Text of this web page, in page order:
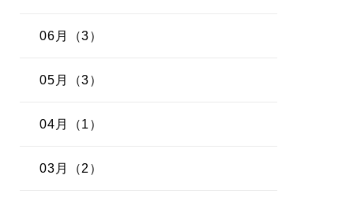
06月（3）
05月（3）
04月（1）
03月（2）